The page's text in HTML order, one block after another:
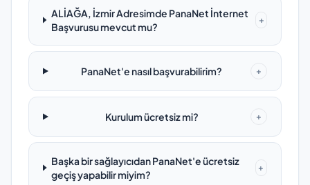
ALİAĞA, İzmir Adresimde PanaNet İnternet
Başvurusu mevcut mu?
+
PanaNet'e nasıl başvurabilirim? +
Kurulum ücretsiz mi? +
Başka bir sağlayıcıdan PanaNet'e ücretsiz
geçiş yapabilir miyim?
+